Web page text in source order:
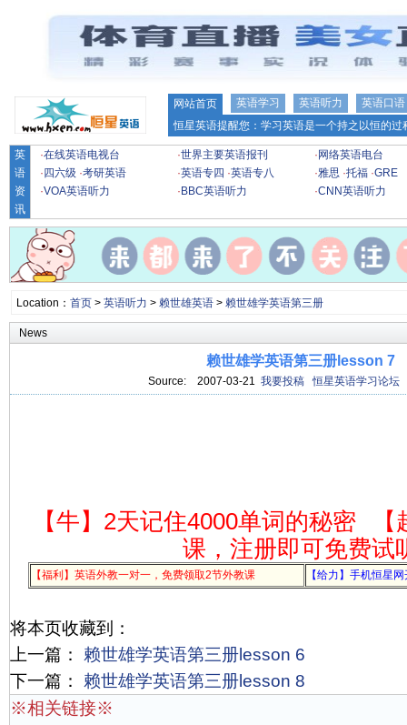
网站首页 英语学习 英语听力
英语口语
恒星英语提醒您：学习英语是一个持之以恒的
英
语
资
讯
·在线英语电视台 ·世界主要英语报刊 · 网络英语电台
· 四六级 ·考研英语 ·英语专四 ·英语专八 ·雅思 ·托福 ·GRE
·VOA英语听力 · BBC英语听力 ·CNN英语听力
Location： 首页> 英语听力 > 赖世雄英语> 赖世雄学英语第三册
News
赖世雄学英语第三册lesson 7
Source: 2007-03-21 我要投稿 恒星英语学习论坛
【牛】2天记住4000单词的秘密
课，注册即可免费试
【福利】英语外教一对一，免费领取2节外教课 【给力】手机恒星
将本页收藏到：
上一篇：
赖世雄学英语第三册lesson 6
下一篇：
赖世雄学英语第三册lesson 8
※相关链接※